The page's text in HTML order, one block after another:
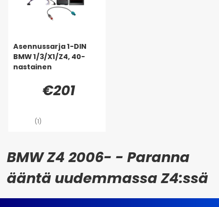
Asennussarja 1-DIN
BMW 1/3/X1/Z4, 40-
nastainen
€201
(1)
BMW Z4 2006- - Paranna
ääntä uudemmassa Z4:ssä